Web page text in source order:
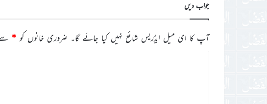
جواب دیں
آپ کا ای میل ایڈریس شائع نہیں کیا جائے گا۔ ضروری خانوں کو *